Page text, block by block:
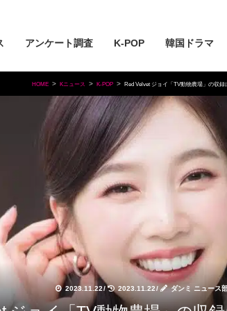
アンケート調査 K-POP 韓国ドラマ
HOME Kニュース K-POP Red Velvet ジョイ「TV動物農場」の収
2023.11.22/ 2023.11.22/ ダンミ ニュース